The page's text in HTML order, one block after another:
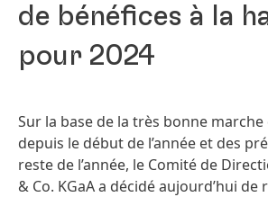
de bénéfices à la
pour 2024
Sur la base de la très bonne
depuis le début de l’année et des
reste de l’année, le Comité de
& Co. KGaA a décidé aujourd’hui de